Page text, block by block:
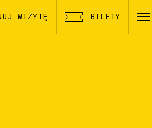
WIZYTĘ BILETY